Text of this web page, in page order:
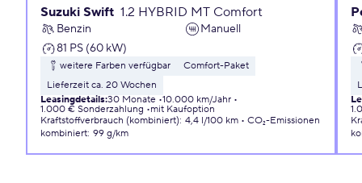
Suzuki Swift 1.2 HYBRID MT Comfort
Benzin
Manuell
81 PS (60 kW)
weitere Farben verfügbar
Comfort-Paket
Lieferzeit ca. 20 Wochen
Leasingdetails:30 Monate 10.000 km/Jahr
1.000 € Sonderzahlung
mit Kaufoption
Kraftstoffverbrauch (kombiniert): 4,4 l/100 km
CO₂-Emissionen
kombiniert: 99 g/km